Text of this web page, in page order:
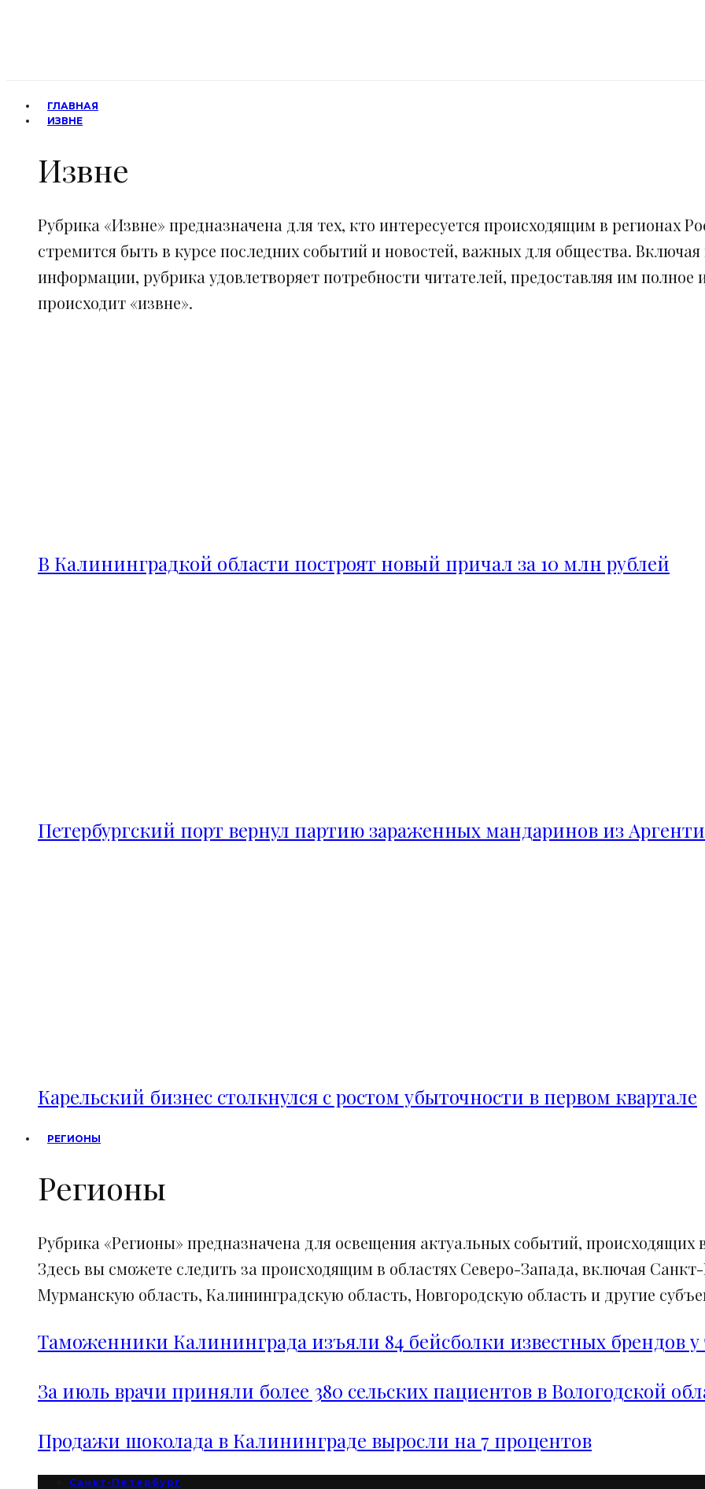
ГЛАВНАЯ
ИЗВНЕ
Извне
Рубрика «Извне» предназначена для тех, кто интересуется происходящим в регионах
стремится быть в курсе последних событий и новостей, важных для общества.
информации, рубрика удовлетворяет потребности читателей, предоставляя им полное
происходит «извне».
В Калининградкой области построят новый причал за 10 млн рублей
Петербургский порт вернул партию зараженных мандаринов из
Карельский бизнес столкнулся с ростом убыточности в первом квартале
РЕГИОНЫ
Регионы
Рубрика «Регионы» предназначена для освещения актуальных событий, происходящих
Здесь вы сможете следить за происходящим в областях Северо-Запада, включая
Мурманскую область, Калининградскую область, Новгородскую область и другие
Таможенники Калининграда изъяли 84 бейсболки известных брендов у
За июль врачи приняли более 380 сельских пациентов в Вологодской
Продажи шоколада в Калининграде выросли на 7 процентов
Санкт-Петербург